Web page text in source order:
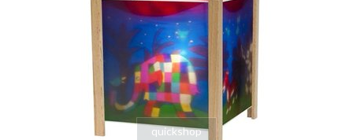
quickshop